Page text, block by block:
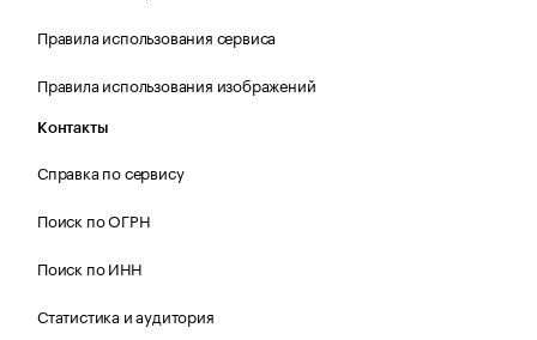
Правила использования сервиса
Правила использования изображений
Контакты
Справка по сервису
Поиск по ОГРН
Поиск по ИНН
Статистика и аудитория